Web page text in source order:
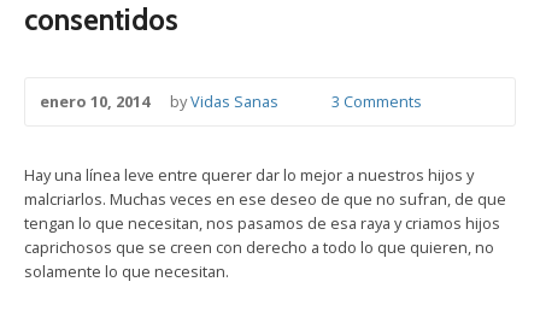
consentidos
enero 10, 2014 byVidas Sanas 3 Comments
Hay una línea leve entre querer dar lo mejor a nuestros hijos y
malcriarlos. Muchas veces en ese deseo de que no sufran, de que
tengan lo que necesitan, nos pasamos de esa raya y criamos hijos
caprichosos que se creen con derecho a todo lo que quieren, no
solamente lo que necesitan.